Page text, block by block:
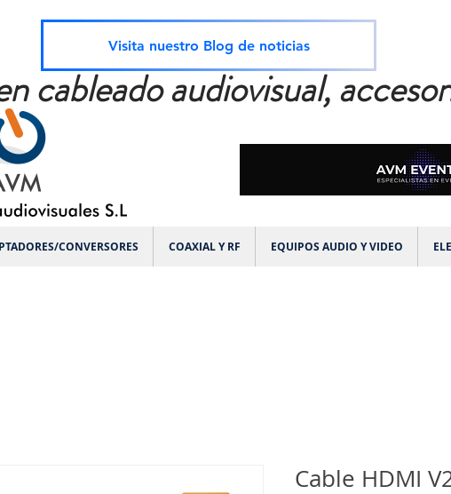
Visita nuestro Blog de noticias
cableado audiovisual,
CONVERSORES COAXIAL Y RF EQUIPOS AUDIO Y VIDEO
Cable HDMI